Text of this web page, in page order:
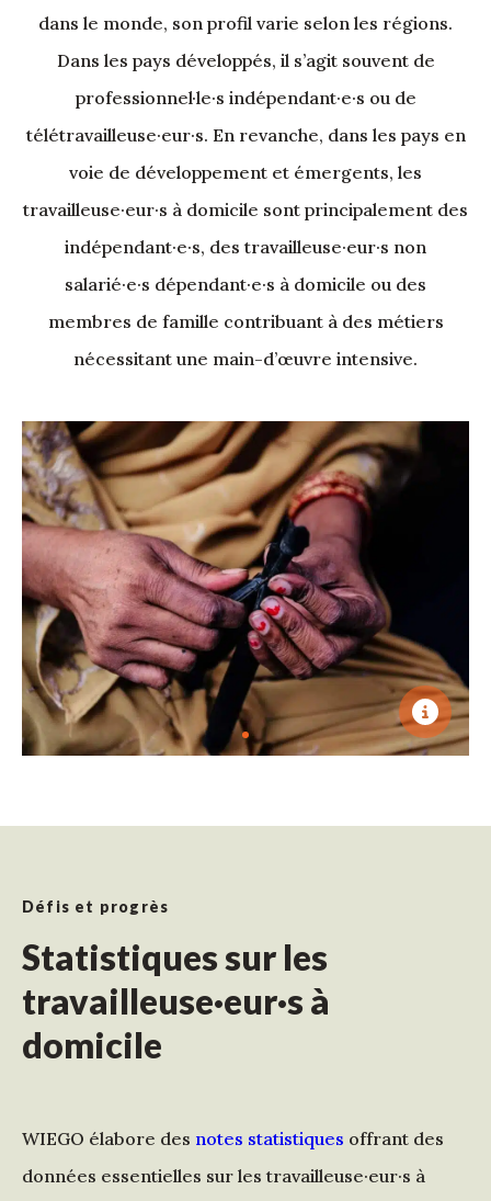
dans le monde, son profil varie selon les régions.
Dans les pays développés, il s’agit souvent de
professionnel·le·s indépendant·e·s ou de
télétravailleuse·eur·s. En revanche, dans les pays en
voie de développement et émergents, les
travailleuse·eur·s à domicile sont principalement des
indépendant·e·s, des travailleuse·eur·s non
salarié·e·s dépendant·e·s à domicile ou des
membres de famille contribuant à des métiers
nécessitant une main-d’œuvre intensive.
Défis et progrès
Statistiques sur les
travailleuse·eur·s à
domicile
WIEGO élabore des notes statistiques offrant des
données essentielles sur les travailleuse·eur·s à